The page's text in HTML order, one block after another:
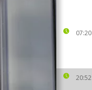
07:20
20:52